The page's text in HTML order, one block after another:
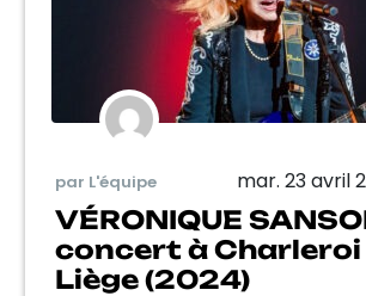
par L'équipe mar. 23 avril
VÉRONIQUE
concert à Charleroi
Liège (2024)